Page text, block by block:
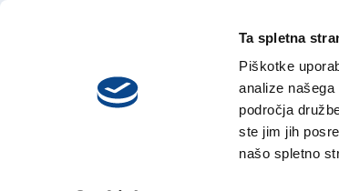
Ta spletna
Piškotke
analize
področja
ste jim jih
našo spletno
sreda,
5.
Trstu predali